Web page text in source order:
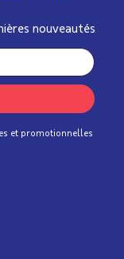
nouveautés
et promotionnelles